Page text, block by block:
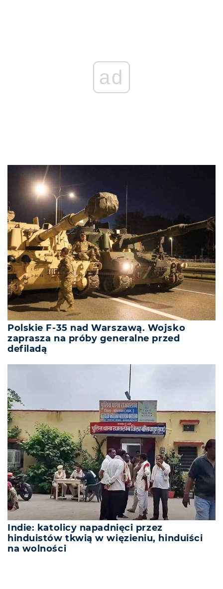
ad
Polskie F-35 nad Warszawą. Wojsko
zaprasza na próby generalne przed
defiladą
Indie: katolicy napadnięci przez
hinduistów tkwią w więzieniu, hinduiści
na wolności